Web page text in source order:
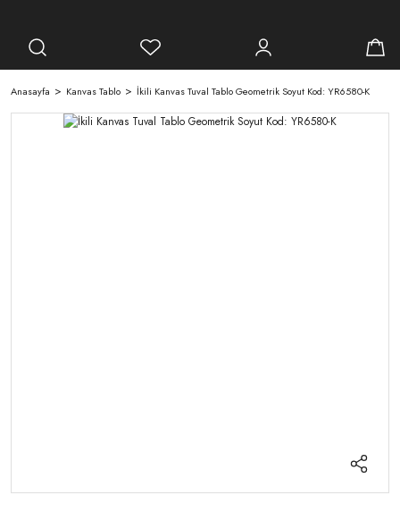
Anasayfa Kanvas Tablo İkili Kanvas Tuval Tablo Geometrik Soyut Kod: YR6580-K